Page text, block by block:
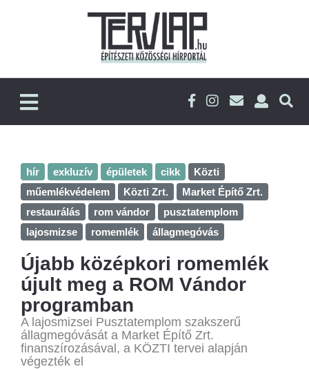
hír exkluzív épületek cikk
Közti
műemlékvédelem
Közti Zrt.
Market Építő Zrt.
restaurálás
rom vándor
pusztatemplom
lajosmizse
romemlék állagmegóvás
Újabb középkori romemlék
újult meg a ROM Vándor
programban
A lajosmizsei Pusztatemplom szakszerű
állagmegóvását a Market Építő Zrt.
finanszírozásával, a KÖZTI tervei alapján
végezték el